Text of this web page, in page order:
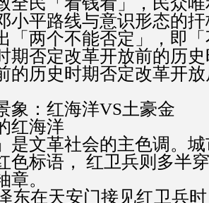
小平路线与意识形态的
「两个不能否定」，即
期否定改革开放前的历
的历史时期否定改革开
象：红海洋VS土豪金
红海洋
是文革社会的主色调。
色标语， 红卫兵则多半
章。
东在天安门接见红卫兵